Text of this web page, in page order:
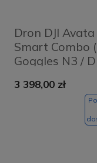
Dron DJI
Smart Combo
Goggles N3 /
akumulatory)
3 398,00 zł